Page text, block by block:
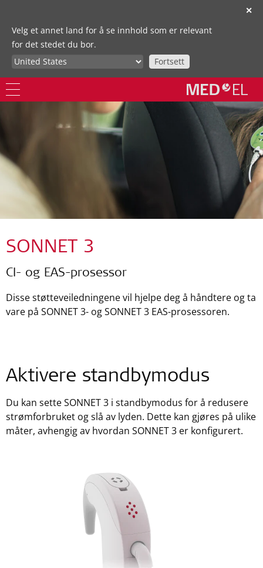
✕
Velg et annet land for å se innhold som er relevant
for det stedet du bor.
Fortsett
SONNET 3
CI- og EAS-prosessor
Disse støtteveiledningene vil hjelpe deg å håndtere og ta
vare på SONNET 3- og SONNET 3 EAS-prosessoren.
Aktivere standbymodus
Du kan sette SONNET 3 i standbymodus for å redusere
strømforbruket og slå av lyden. Dette kan gjøres på ulike
måter, avhengig av hvordan SONNET 3 er konfigurert.